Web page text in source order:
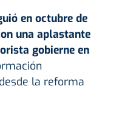
en octubre de
una aplastante
gobierne en
la reforma